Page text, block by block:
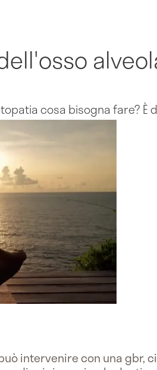
cosa bisogna fare? È
intervenire con una gbr,